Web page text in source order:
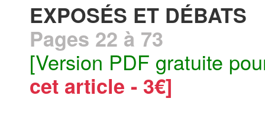
EXPOSÉS ET DÉBATS
Pages 22 à 73
[Version PDF gratuite
cet article - 3€]